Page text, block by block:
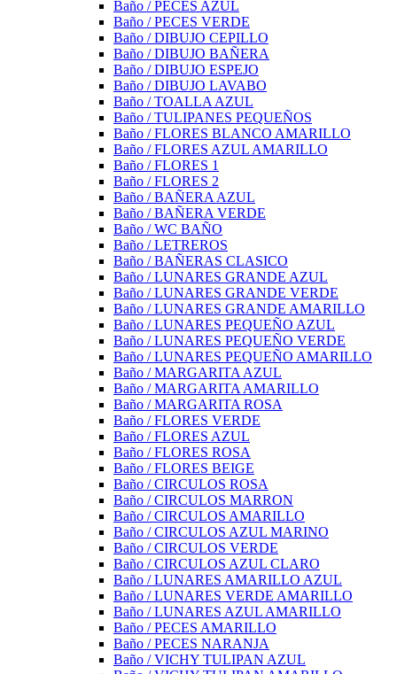
Baño / PECES AZUL
Baño / PECES VERDE
Baño / DIBUJO CEPILLO
Baño / DIBUJO BAÑERA
Baño / DIBUJO ESPEJO
Baño / DIBUJO LAVABO
Baño / TOALLA AZUL
Baño / TULIPANES PEQUEÑOS
Baño / FLORES BLANCO AMARILLO
Baño / FLORES AZUL AMARILLO
Baño / FLORES 1
Baño / FLORES 2
Baño / BAÑERA AZUL
Baño / BAÑERA VERDE
Baño / WC BAÑO
Baño / LETREROS
Baño / BAÑERAS CLASICO
Baño / LUNARES GRANDE AZUL
Baño / LUNARES GRANDE VERDE
Baño / LUNARES GRANDE AMARILLO
Baño / LUNARES PEQUEÑO AZUL
Baño / LUNARES PEQUEÑO VERDE
Baño / LUNARES PEQUEÑO AMARILLO
Baño / MARGARITA AZUL
Baño / MARGARITA AMARILLO
Baño / MARGARITA ROSA
Baño / FLORES VERDE
Baño / FLORES AZUL
Baño / FLORES ROSA
Baño / FLORES BEIGE
Baño / CIRCULOS ROSA
Baño / CIRCULOS MARRON
Baño / CIRCULOS AMARILLO
Baño / CIRCULOS AZUL MARINO
Baño / CIRCULOS VERDE
Baño / CIRCULOS AZUL CLARO
Baño / LUNARES AMARILLO AZUL
Baño / LUNARES VERDE AMARILLO
Baño / LUNARES AZUL AMARILLO
Baño / PECES AMARILLO
Baño / PECES NARANJA
Baño / VICHY TULIPAN AZUL